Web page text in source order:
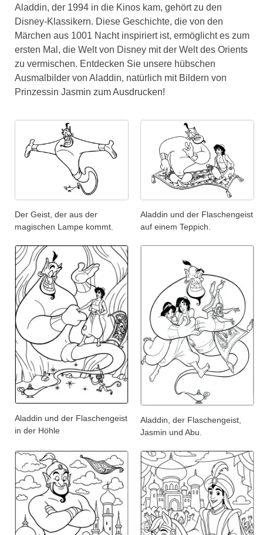
Aladdin, der 1994 in die Kinos kam, gehört zu den
Disney-Klassikern. Diese Geschichte, die von den
Märchen aus 1001 Nacht inspiriert ist, ermöglicht es zum
ersten Mal, die Welt von Disney mit der Welt des Orients
zu vermischen. Entdecken Sie unsere hübschen
Ausmalbilder von Aladdin, natürlich mit Bildern von
Prinzessin Jasmin zum Ausdrucken!
Der Geist, der aus der
magischen Lampe kommt.
Aladdin und der Flaschengeist
auf einem Teppich.
Aladdin und der Flaschengeist
in der Höhle
Aladdin, der Flaschengeist,
Jasmin und Abu.